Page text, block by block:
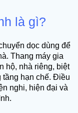
là gì?
dọc dùng để
Thang máy gia
hộ, nhà riêng, biệt
hạn chế. Điều
nghi, hiện đại và